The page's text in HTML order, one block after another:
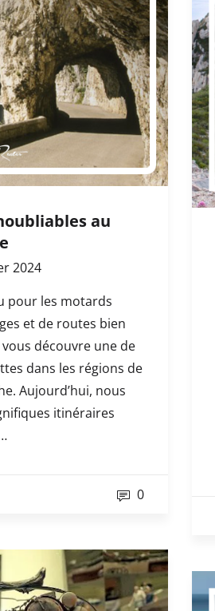
au
2024
pour les motards
et de routes bien
découvre une de
dans les régions de
Aujourd’hui, nous
itinéraires
0